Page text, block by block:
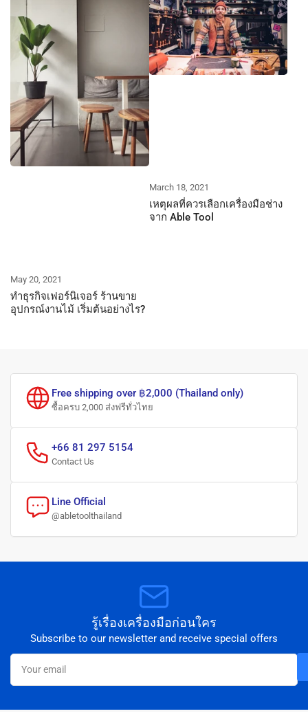
May 20, 2021
ทำธุรกิจเฟอร์นิเจอร์ ร้านขาย
อุปกรณ์งานไม้ เริ่มต้นอย่างไร?
March 18, 2021
เหตุผลที่ควรเลือกเครื่องมือช่าง
จาก Able Tool
Free shipping over ฿2,000 (Thailand only)
ซื้อครบ 2,000 ส่งฟรีทั่วไทย
+66 81 297 5154
Contact Us
Line Official
@abletoolthailand
รู้เรื่องเครื่องมือก่อนใคร
Subscribe to our newsletter and receive special offers
Your
email